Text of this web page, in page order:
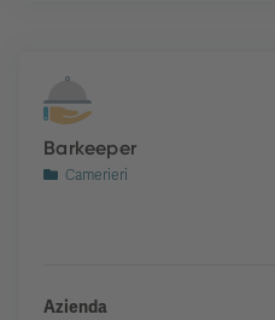
Barkeeper
Camerieri
Azienda